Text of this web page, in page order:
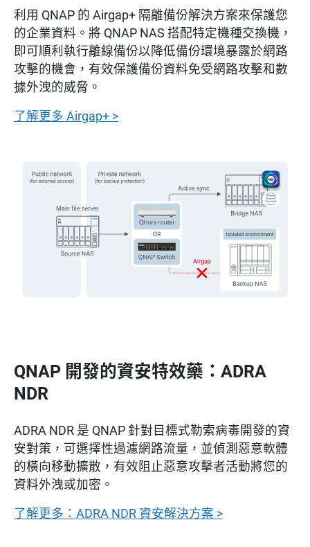
利用 QNAP 的 Airgap+ 隔離備份解決方案來保護您
的企業資料。將 QNAP NAS 搭配特定機種交換機，
即可順利執行離線備份以降低備份環境暴露於網路
攻擊的機會，有效保護備份資料免受網路攻擊和數
據外洩的威脅。
了解更多 Airgap+ >
QNAP 開發的資安特效藥：ADRA
NDR
ADRA NDR 是 QNAP 針對目標式勒索病毒開發的資
安對策，可選擇性過濾網路流量，並偵測惡意軟體
的橫向移動擴散，有效阻止惡意攻擊者活動將您的
資料外洩或加密。
了解更多：ADRA NDR 資安解決方案 >